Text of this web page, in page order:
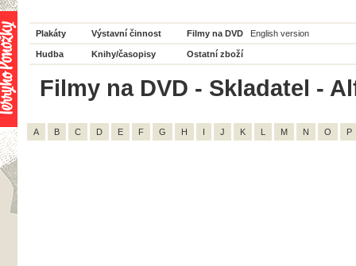
Plakáty Výstavní činnost Filmy na DVD English version
Hudba Knihy/časopisy Ostatní zboží
Filmy na DVD - Skladatel -
A B C D E F G H I J K L M N O P